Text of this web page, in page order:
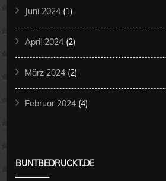
Juni 2024 (1)
April 2024 (2)
März 2024 (2)
Februar 2024 (4)
BUNTBEDRUCKT.DE